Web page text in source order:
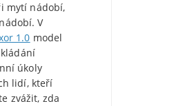
mytí nádobí,
V
1.0 model
úkoly
lidí, kteří
zvážit, zda